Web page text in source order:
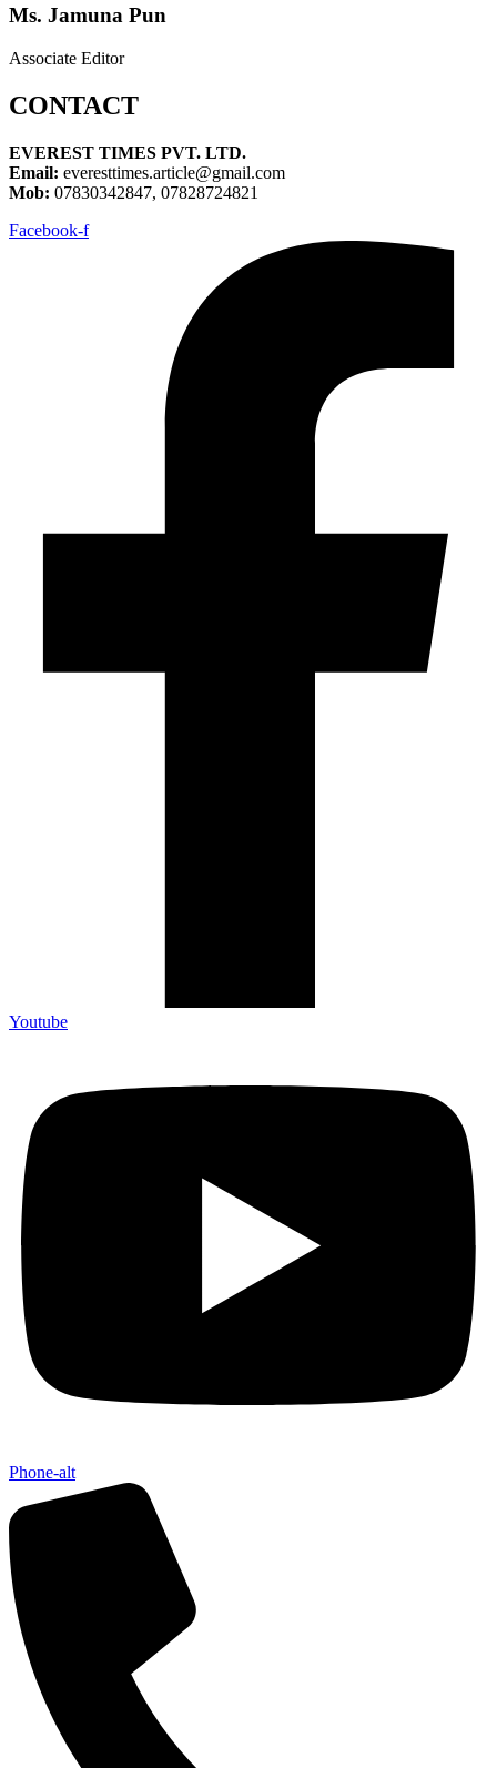
Ms. Jamuna Pun
Associate Editor
CONTACT
EVEREST TIMES PVT. LTD.
Email: everesttimes.article@gmail.com
Mob: 07830342847, 07828724821
Facebook-f
Youtube
Phone-alt